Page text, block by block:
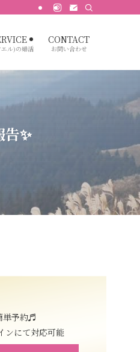
ル)の婚活
CONTACT
お問い合わせ
✨
単予約♬
ンにて対応可能